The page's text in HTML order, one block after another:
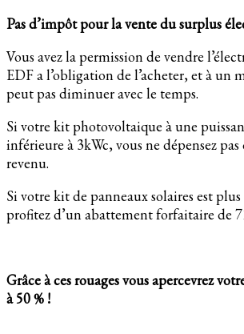
Pas d’impôt pour la vente du surplus
Vous avez la permission de vendre
EDF a l’obligation de l’acheter, et à un
peut pas diminuer avec le temps.
Si votre kit photovoltaique à une
inférieure à 3kWc, vous ne dépensez pas
revenu.
Si votre kit de panneaux solaires est
profitez d’un abattement forfaitaire de
Grâce à ces rouages vous apercevrez
à 50 % !